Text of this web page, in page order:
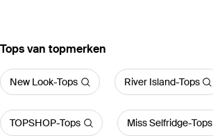
‪Tops‬ van topmerken
New Look-Tops River Island-Tops
TOPSHOP-Tops Miss Selfridge-Tops